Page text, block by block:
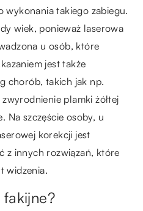
wykonania takiego zabiegu.
wiek, ponieważ laserowa
u osób, które
jest także
chorób, takich jak np.
plamki żółtej
Na szczęście osoby, u
korekcji jest
z innych rozwiązań, które
widzenia.